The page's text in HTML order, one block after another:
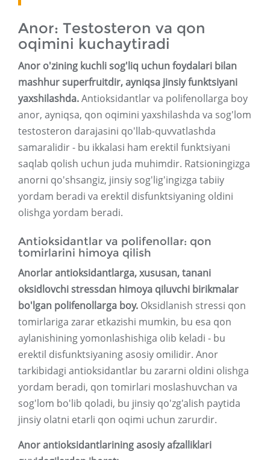
Anor: Testosteron va qon
oqimini kuchaytiradi
Anor o'zining kuchli sog'liq uchun foydalari bilan
mashhur superfruitdir, ayniqsa jinsiy funktsiyani
yaxshilashda.Antioksidantlar va polifenollarga boy
anor, ayniqsa, qon oqimini yaxshilashda va sog'lom
testosteron darajasini qo'llab-quvvatlashda
samaralidir - bu ikkalasi ham erektil funktsiyani
saqlab qolish uchun juda muhimdir. Ratsioningizga
anorni qo'shsangiz, jinsiy sog'lig'ingizga tabiiy
yordam beradi va erektil disfunktsiyaning oldini
olishga yordam beradi.
Antioksidantlar va polifenollar: qon
tomirlarini himoya qilish
Anorlar antioksidantlarga, xususan, tanani
oksidlovchi stressdan himoya qiluvchi birikmalar
bo'lgan polifenollarga boy. Oksidlanish stressi qon
tomirlariga zarar etkazishi mumkin, bu esa qon
aylanishining yomonlashishiga olib keladi - bu
erektil disfunktsiyaning asosiy omilidir. Anor
tarkibidagi antioksidantlar bu zararni oldini olishga
yordam beradi, qon tomirlari moslashuvchan va
sog'lom bo'lib qoladi, bu jinsiy qo'zg'alish paytida
jinsiy olatni etarli qon oqimi uchun zarurdir.
Anor antioksidantlarining asosiy afzalliklari